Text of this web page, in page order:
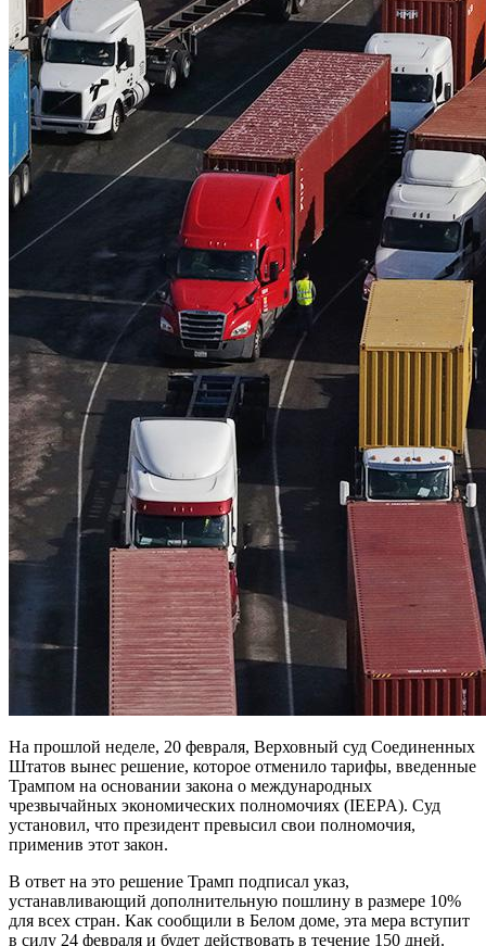
На прошлой неделе, 20 февраля, Верховный суд Соединенных
Штатов вынес решение, которое отменило тарифы, введенные
Трампом на основании закона о международных
чрезвычайных экономических полномочиях (IEEPA). Суд
установил, что президент превысил свои полномочия,
применив этот закон.
В ответ на это решение Трамп подписал указ,
устанавливающий дополнительную пошлину в размере 10%
для всех стран. Как сообщили в Белом доме, эта мера вступит
в силу 24 февраля и будет действовать в течение 150 дней.